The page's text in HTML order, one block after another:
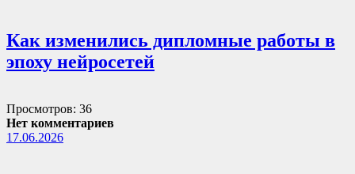
Как изменились дипломные работы в
эпоху нейросетей
Просмотров: 36
Нет комментариев
17.06.2026